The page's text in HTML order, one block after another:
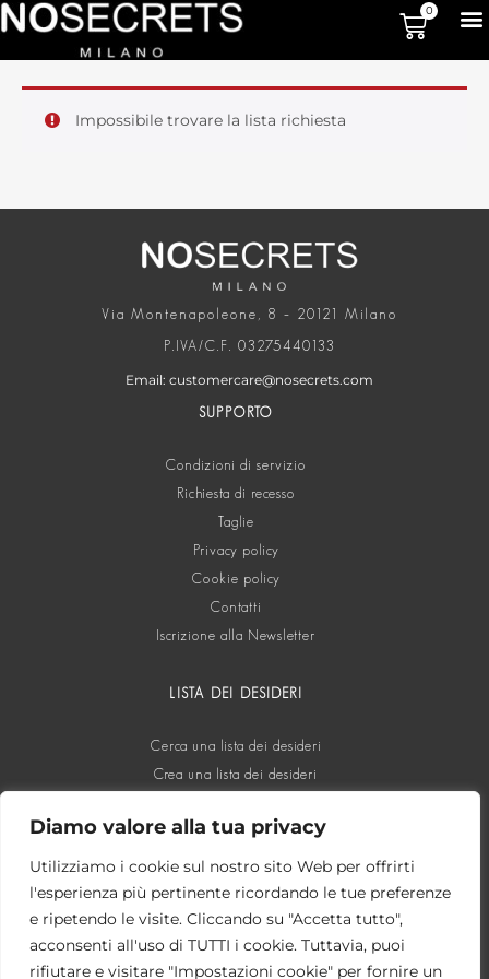
Diamo valore alla tua privacy
Utilizziamo i cookie sul nostro sito Web per offrirti
l'esperienza più pertinente ricordando le tue preferenze
e ripetendo le visite. Cliccando su "Accetta tutto",
acconsenti all'uso di TUTTI i cookie. Tuttavia, puoi
rifiutare e visitare "Impostazioni cookie" per fornire un
0
Impossibile trovare la lista richiesta
Via Montenapoleone, 8 – 20121 Milano
P.IVA/C.F. 03275440133
Email: customercare@nosecrets.com
SUPPORTO
Condizioni di servizio
Richiesta di recesso
Taglie
Privacy policy
Cookie policy
Contatti
Iscrizione alla Newsletter
LISTA DEI DESIDERI
Cerca una lista dei desideri
Crea una lista dei desideri
SOCIAL